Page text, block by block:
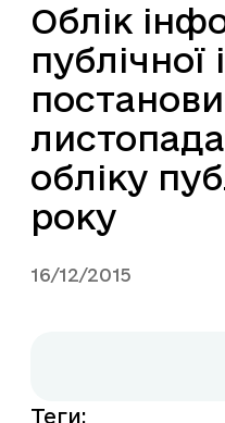
Облік
постанови
обліку
року
16/12/2015
Теги: